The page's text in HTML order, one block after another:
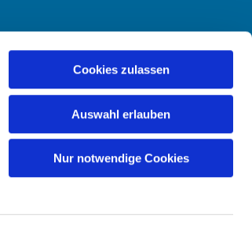
Cookies zulassen
Auswahl erlauben
Nur notwendige Cookies